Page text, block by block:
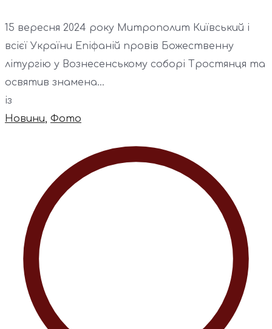
15 вересня 2024 року Митрополит Київський і
всієї України Епіфаній провів Божественну
літургію у Вознесенському соборі Тростянця та
освятив знамена...
із
Новини, Фото